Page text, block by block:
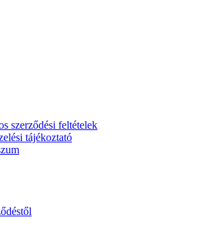
szerződési feltételek
tájékoztató